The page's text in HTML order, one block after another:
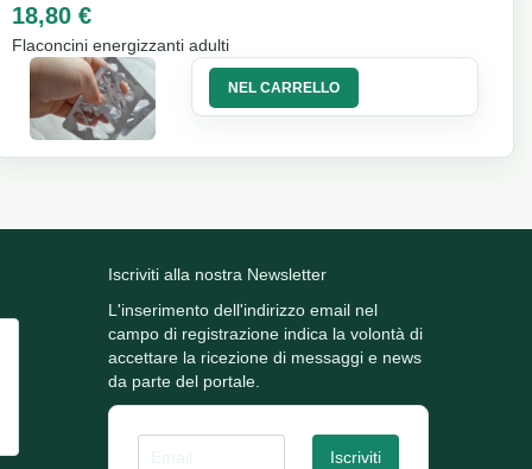
18,80 €
Flaconcini energizzanti adulti
NEL CARRELLO
Iscriviti alla nostra Newsletter
L'inserimento dell'indirizzo email nel
campo di registrazione indica la volontà di
accettare la ricezione di messaggi e news
da parte del portale.